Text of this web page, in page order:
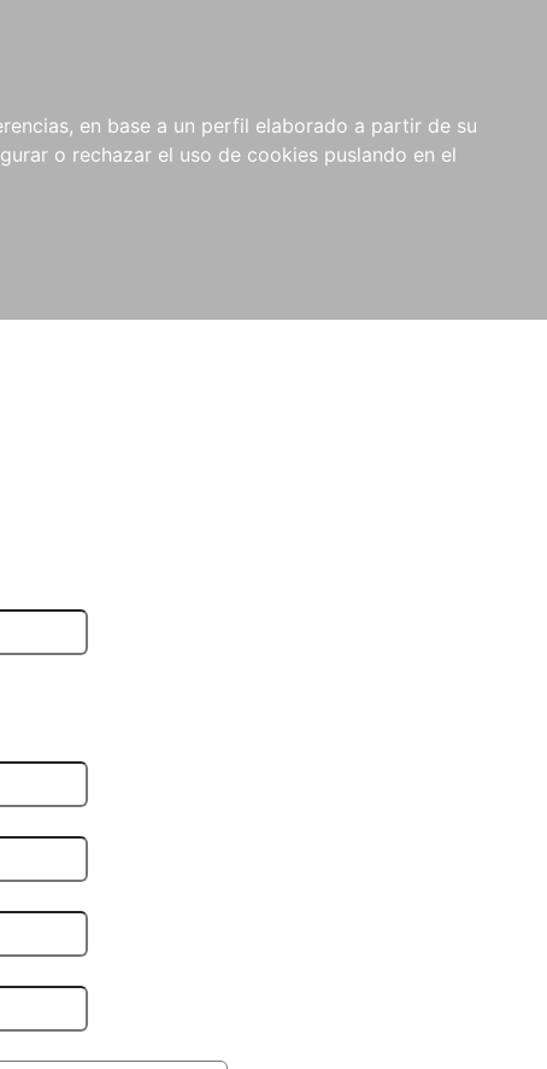
en base a un perfil elaborado a partir de su
o rechazar el uso de cookies puslando en el
NOVEDADES NOTICIAS
COMPRAS
INSTITUCIONALES